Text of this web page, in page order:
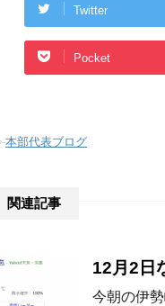
Twitter
Pocket
-本部代表ブログ
関連記事
12月2日
今朝の伊